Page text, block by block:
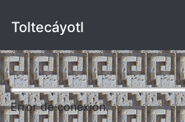
Toltecáyotl
Error de conexión.